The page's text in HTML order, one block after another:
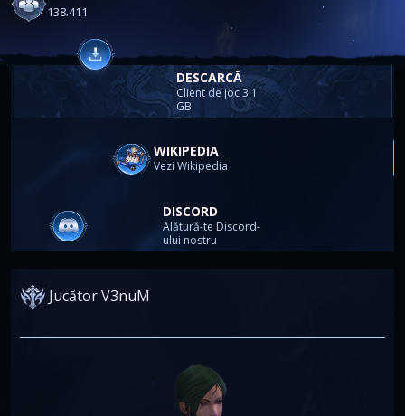
138,411
DESCARCĂ
Client de joc 3.1
GB
WIKIPEDIA
Vezi Wikipedia
DISCORD
Alătură-te Discord-
ului nostru
Jucător V3nuM